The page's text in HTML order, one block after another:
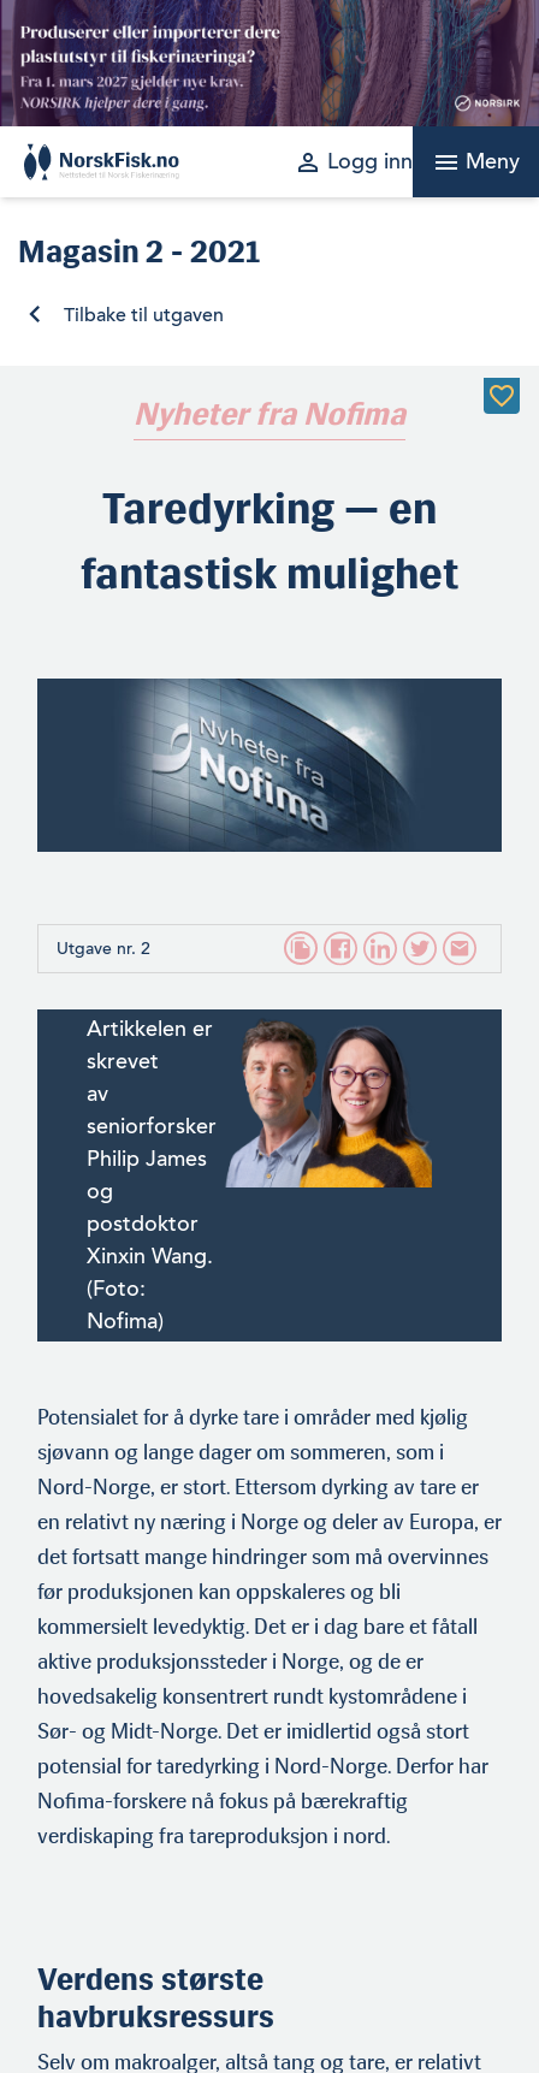
Skip
content
perm_identity Logg inn menu Meny
Magasin2 - 2021
Tilbake til utgaven
Nyheter fra Nofima
Taredyrking — en
fantastisk mulighet
Utgave nr. 2
Artikkelen er
skrevet
av
seniorforsker
Philip James
og
postdoktor
Xinxin Wang.
(Foto:
Nofima)
Potensialet for å dyrke tare i områder med kjølig
sjøvann og lange dager om sommeren, som i
Nord-Norge, er stort. Ettersom dyrking av tare er
en relativt ny næring i Norge og deler av Europa, er
det fortsatt mange hindringer som må overvinnes
før produksjonen kan oppskaleres og bli
kommersielt levedyktig. Det er i dag bare et fåtall
aktive produksjonssteder i Norge, og de er
hovedsakelig konsentrert rundt kystområdene i
Sør- og Midt-Norge. Det er imidlertid også stort
potensial for taredyrking i Nord-Norge. Derfor har
Nofima-forskere nå fokus på bærekraftig
verdiskaping fra tareproduksjon i nord.
Verdens største
havbruksressurs
Selv om makroalger, altså tang og tare, er relativt